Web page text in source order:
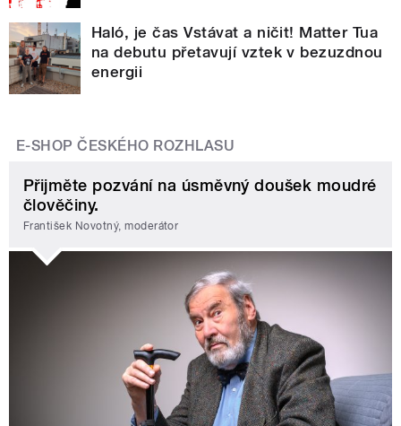
Haló, je čas Vstávat a ničit! Matter Tua
na debutu přetavují vztek v bezuzdnou
energii
E-SHOP ČESKÉHO ROZHLASU
Přijměte pozvání na úsměvný doušek moudré
člověčiny.
František Novotný, moderátor